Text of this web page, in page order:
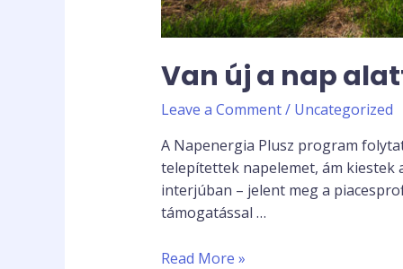
Van új a nap
Leave a Comment/ Uncategorized
A Napenergia Plusz program
telepítettek napelemet, ám kiestek
interjúban – jelent meg a
támogatással …
Read More »